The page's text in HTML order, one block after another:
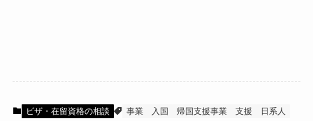
ビザ・在留資格の相談 事業 入国 帰国支援事業 支援 日系人